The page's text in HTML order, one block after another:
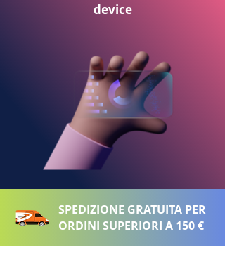
device
SPEDIZIONE GRATUITA PER
ORDINI SUPERIORI A 150 €